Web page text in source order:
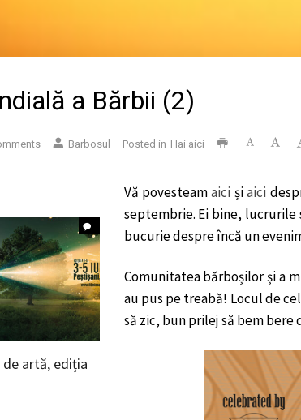
a Bărbii (2)
Barbosul Posted in Hai aici
Vă povesteamaici șiaici
septembrie. Ei bine,
bucurie despre încă un
Comunitatea bărboșilor și a
au pus pe treabă! Locul de
să zic, bun prilej să bem bere
artă, ediția